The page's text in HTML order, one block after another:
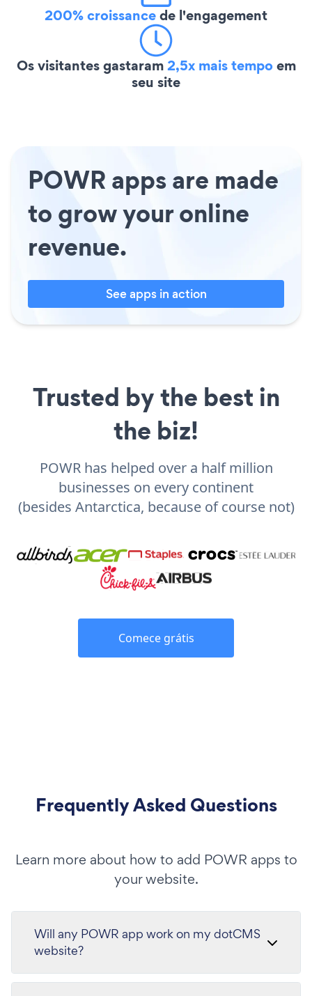
200% croissancede l'engagement
Os visitantes gastaram2,5x mais tempoem
seu site
POWR apps are made
to grow your online
revenue.
See apps in action
Trusted by the best in
the biz!
POWR has helped over a half million
businesses on every continent
(besides Antarctica, because of course not)
Comece grátis
Frequently Asked Questions
Learn more about how to add POWR apps to
your website.
Will any POWR app work on my dotCMS
website?